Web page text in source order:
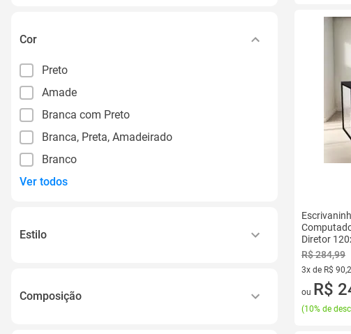
Cor
Preto
Amade
Branca com Preto
Branca, Preta, Amadeirado
Branco
Ver todos
Estilo
Composição
Diretor
R$ 284,99
3x de R$
3 vez de R$
ou R$
(10% de